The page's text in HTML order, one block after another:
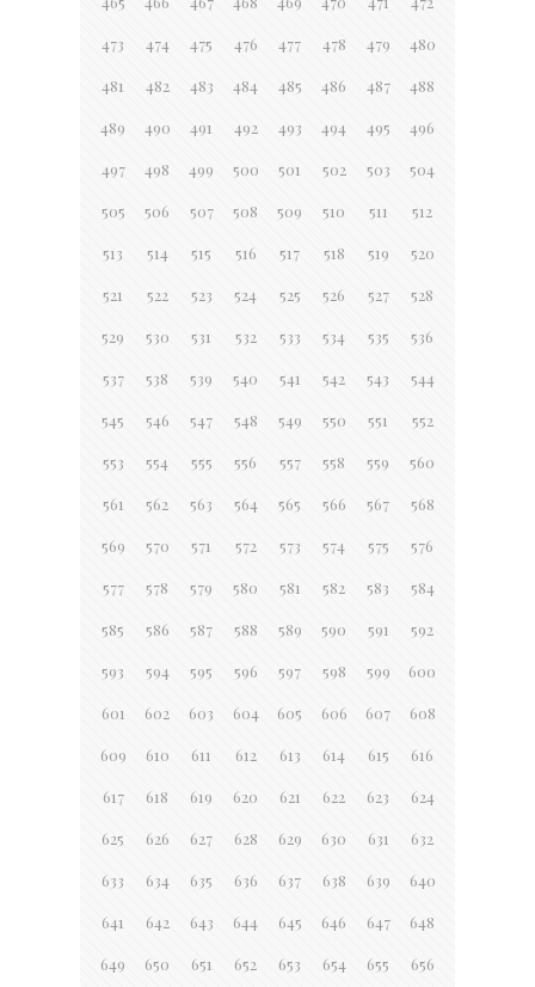
473 474 475 476 477 478 479 480
481 482 483 484 485 486 487 488
489 490 491 492 493 494 495 496
497 498 499 500 501 502 503 504
505 506 507 508 509 510 511 512
513 514 515 516 517 518 519 520
521 522 523 524 525 526 527 528
529 530 531 532 533 534 535 536
537 538 539 540 541 542 543 544
545 546 547 548 549 550 551 552
553 554 555 556 557 558 559 560
561 562 563 564 565 566 567 568
569 570 571 572 573 574 575 576
577 578 579 580 581 582 583 584
585 586 587 588 589 590 591 592
593 594 595 596 597 598 599 600
601 602 603 604 605 606 607 608
609 610 611 612 613 614 615 616
617 618 619 620 621 622 623 624
625 626 627 628 629 630 631 632
633 634 635 636 637 638 639 640
641 642 643 644 645 646 647 648
649 650 651 652 653 654 655 656